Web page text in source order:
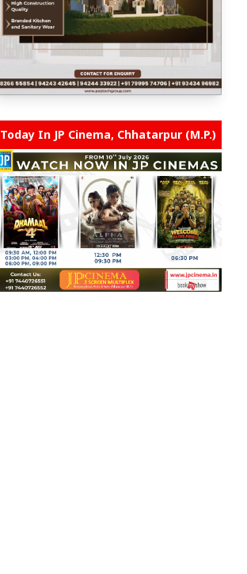
Today In JP Cinema, Chhatarpur (M.P.)